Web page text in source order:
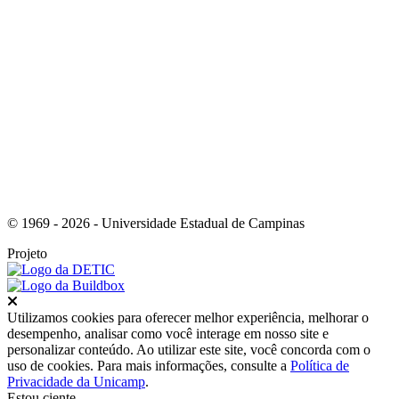
© 1969 - 2026 - Universidade Estadual de Campinas
Projeto
Utilizamos cookies para oferecer melhor experiência, melhorar o
desempenho, analisar como você interage em nosso site e
personalizar conteúdo. Ao utilizar este site, você concorda com o
uso de cookies. Para mais informações, consulte a Política de
Privacidade da Unicamp.